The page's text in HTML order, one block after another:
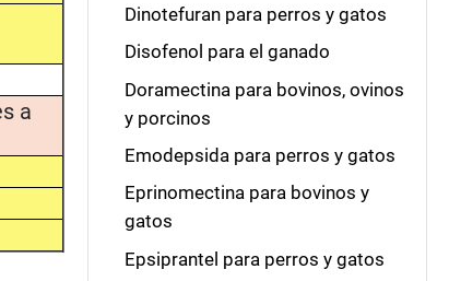
a
Dinotefuran para perros y gatos
Disofenol para el ganado
Doramectina para bovinos, ovinos
y porcinos
Emodepsida para perros y gatos
Eprinomectina para bovinos y
gatos
Epsiprantel para perros y gatos